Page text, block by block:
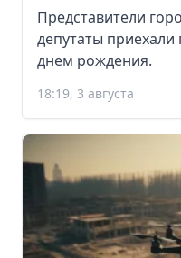
Представители
депутаты приехали
днем рождения.
18:19, 3 августа